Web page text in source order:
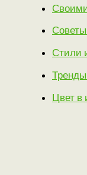
Стили
Цвет в